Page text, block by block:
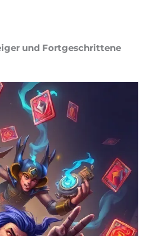
und Fortgeschrittene